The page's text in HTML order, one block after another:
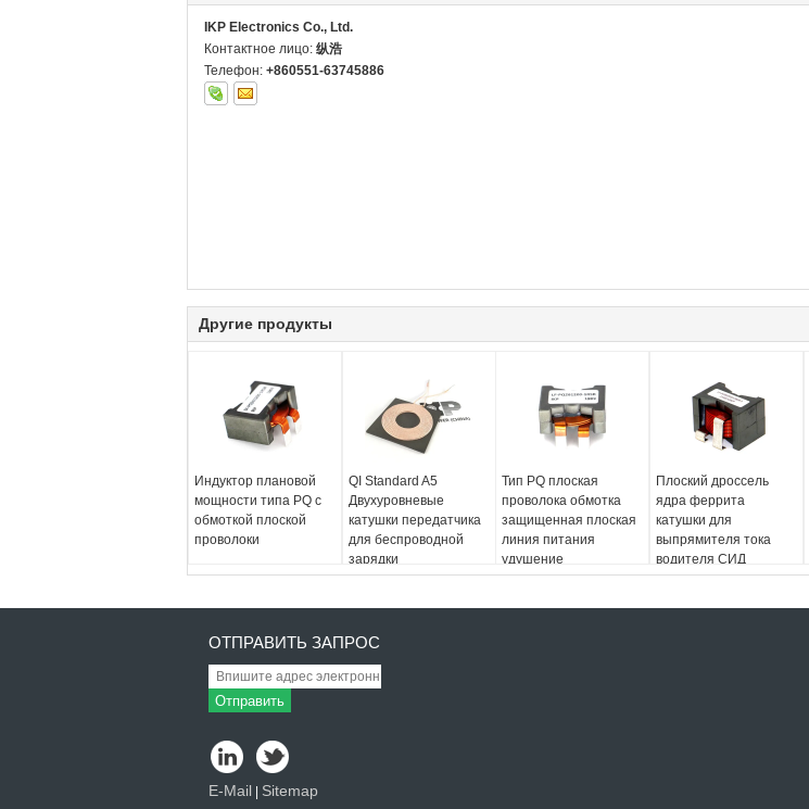
IKP Electronics Co., Ltd.
Контактное лицо: 纵浩
Телефон: +860551-63745886
Другие продукты
Индуктор плановой
мощности типа PQ с
обмоткой плоской
проволоки
QI Standard A5
Двухуровневые
катушки передатчика
для беспроводной
зарядки
Тип PQ плоская
проволока обмотка
защищенная плоская
линия питания
удушение
Плоский дроссель
ядра феррита
катушки для
выпрямителя тока
водителя СИД
ОТПРАВИТЬ ЗАПРОС
Отправить
E-Mail Sitemap